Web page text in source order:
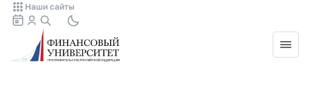
Наши сайты